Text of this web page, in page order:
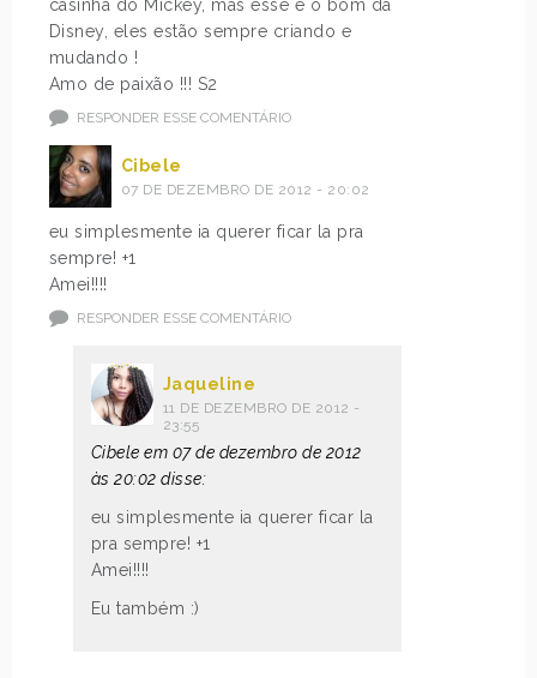
casinha do Mickey, mas esse é o bom da
Disney, eles estão sempre criando e
mudando !
Amo de paixão !!! S2
RESPONDER ESSE COMENTÁRIO
Cibele
07 DE DEZEMBRO DE 2012 - 20:02
eu simplesmente ia querer ficar la pra
sempre! +1
Amei!!!!
RESPONDER ESSE COMENTÁRIO
Jaqueline
11 DE DEZEMBRO DE 2012 -
23:55
Cibele em 07 de dezembro de 2012
às 20:02 disse:
eu simplesmente ia querer ficar la
pra sempre! +1
Amei!!!!
Eu também :)